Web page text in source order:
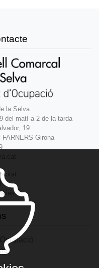
la Selva
del matí a 2 de la tarda
19
FARNERS Girona